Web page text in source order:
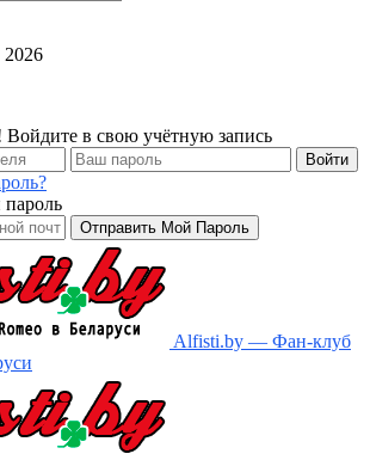
2026
Войдите в свою учётную запись
пароль
Alfisti.by — Фан-клуб